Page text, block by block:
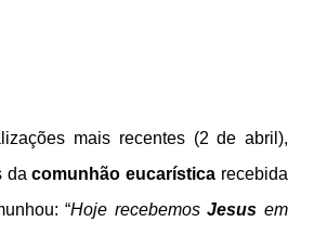
mais recentes (2 de abril),
dacomunhão eucarística recebida
“Hoje recebemosJesus em